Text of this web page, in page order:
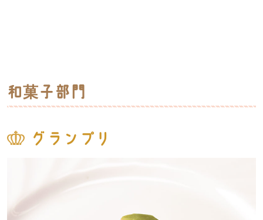
和菓子部門
グランプリ